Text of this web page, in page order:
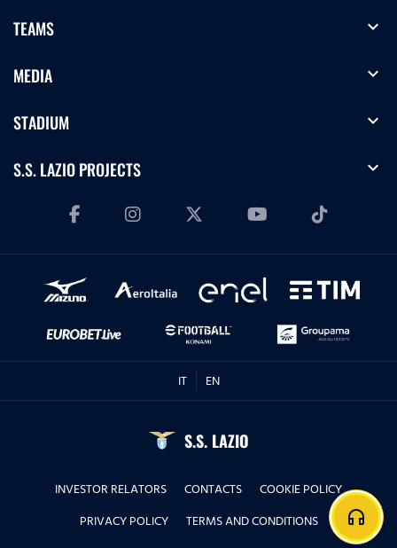
TEAMS expand_more
MEDIA expand_more
STADIUM expand_more
S.S. LAZIO PROJECTS expand_more
IT EN
S.S. LAZIO
INVESTOR RELATORS CONTACTS
COOKIE POLICY
PRIVACY POLICY
TERMS AND CONDITIONS headphones